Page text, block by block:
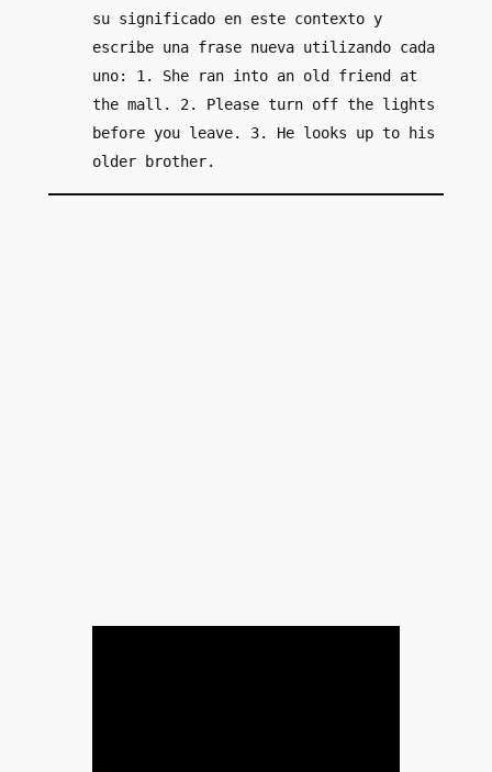
su significado en este contexto y
escribe una frase nueva utilizando cada
uno: 1. She ran into an old friend at
the mall. 2. Please turn off the lights
before you leave. 3. He looks up to his
older brother.